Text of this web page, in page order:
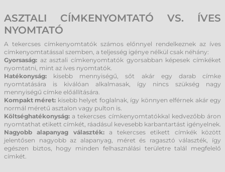
ASZTALI CÍMKENYOMTATÓ VS. ÍVES
NYOMTATÓ
A tekercses címkenyomtatók számos előnnyel rendelkeznek az íves
címkenyomtatással szemben, a teljesség igénye nélkül csak néhány:
Gyorsaság: az asztali címkenyomtatók gyorsabban képesek címkéket
nyomtatni, mint az íves nyomtatók.
Hatékonyság: kisebb mennyiségű, sőt akár egy darab címke
nyomtatására is kiválóan alkalmasak, így nincs szükség nagy
mennyiségű címke előállítására.
Kompakt méret: kisebb helyet foglalnak, így könnyen elférnek akár egy
normál méretű asztalon vagy pulton is.
Költséghatékonyság: a tekercses címkenyomtatókkal kedvezőbb áron
nyomtathat etikett címkét, ráadásul kevesebb karbantartást igényelnek.
Nagyobb alapanyag választék:a tekercses etikett címkék között
jelentősen nagyobb az alapanyag, méret és ragasztó választék, így
egészen biztos, hogy minden felhasználási területre talál megfelelő
címkét.